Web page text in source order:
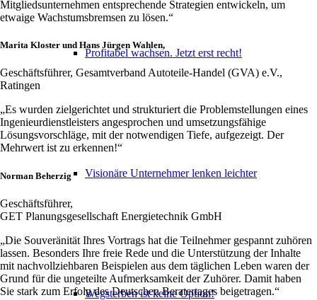
Profitabel wachsen. Jetzt erst recht!
Visionäre Unternehmer lenken leichter
Wegsterben ist keine Option!
Mitgliedsunternehmen entsprechende Strategien entwickeln, um
etwaige Wachstumsbremsen zu lösen.“
Marita Kloster und Hans Jürgen Wahlen,
Geschäftsführer, Gesamtverband Autoteile-Handel (GVA) e.V.,
Ratingen
„Es wurden zielgerichtet und strukturiert die Problemstellungen eines
Ingenieurdienstleisters angesprochen und umsetzungsfähige
Lösungsvorschläge, mit der notwendigen Tiefe, aufgezeigt. Der
Mehrwert ist zu erkennen!“
Norman Beherzig
Geschäftsführer,
GET Planungsgesellschaft Energietechnik GmbH
„Die Souveränität Ihres Vortrags hat die Teilnehmer gespannt zuhören
lassen. Besonders Ihre freie Rede und die Unterstützung der Inhalte
mit nachvollziehbaren Beispielen aus dem täglichen Leben waren der
Grund für die ungeteilte Aufmerksamkeit der Zuhörer. Damit haben
Sie stark zum Erfolg des Deutschen Beratertages beigetragen.“